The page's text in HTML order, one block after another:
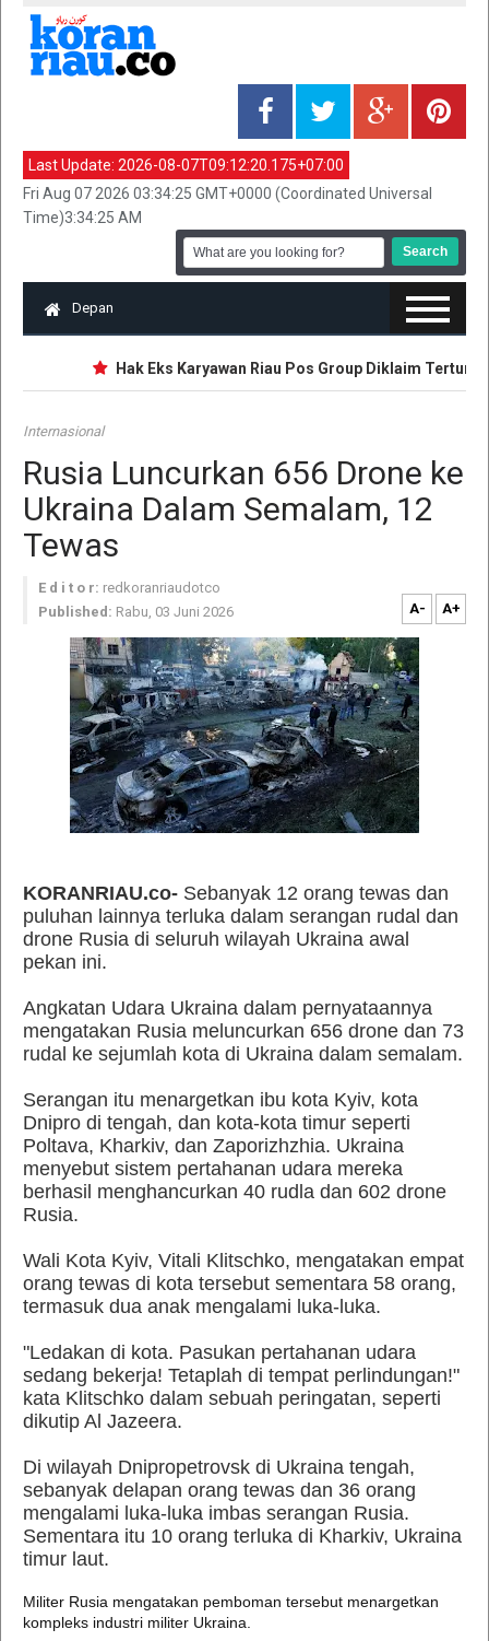
Last Update: 2026-08-07T09:12:20.175+07:00
Fri Aug 07 2026 03:34:25 GMT+0000 (Coordinated Universal
Time)3:34:25 AM
Depan
Hak Eks Karyawan Riau Pos Group Diklaim
Internasional
Rusia Luncurkan 656 Drone ke
Ukraina Dalam Semalam, 12
Tewas
E d i t o r: redkoranriaudotco
Published: Rabu, 03 Juni 2026 A- A+
KORANRIAU.co- Sebanyak 12 orang tewas dan
puluhan lainnya terluka dalam serangan rudal dan
drone Rusia di seluruh wilayah Ukraina awal
pekan ini.
Angkatan Udara Ukraina dalam pernyataannya
mengatakan Rusia meluncurkan 656 drone dan 73
rudal ke sejumlah kota di Ukraina dalam semalam.
Serangan itu menargetkan ibu kota Kyiv, kota
Dnipro di tengah, dan kota-kota timur seperti
Poltava, Kharkiv, dan Zaporizhzhia. Ukraina
menyebut sistem pertahanan udara mereka
berhasil menghancurkan 40 rudla dan 602 drone
Rusia.
Wali Kota Kyiv, Vitali Klitschko, mengatakan empat
orang tewas di kota tersebut sementara 58 orang,
termasuk dua anak mengalami luka-luka.
"Ledakan di kota. Pasukan pertahanan udara
sedang bekerja! Tetaplah di tempat perlindungan!"
kata Klitschko dalam sebuah peringatan, seperti
dikutip Al Jazeera.
Di wilayah Dnipropetrovsk di Ukraina tengah,
sebanyak delapan orang tewas dan 36 orang
mengalami luka-luka imbas serangan Rusia.
Sementara itu 10 orang terluka di Kharkiv, Ukraina
timur laut.
Militer Rusia mengatakan pemboman tersebut menargetkan
kompleks industri militer Ukraina.